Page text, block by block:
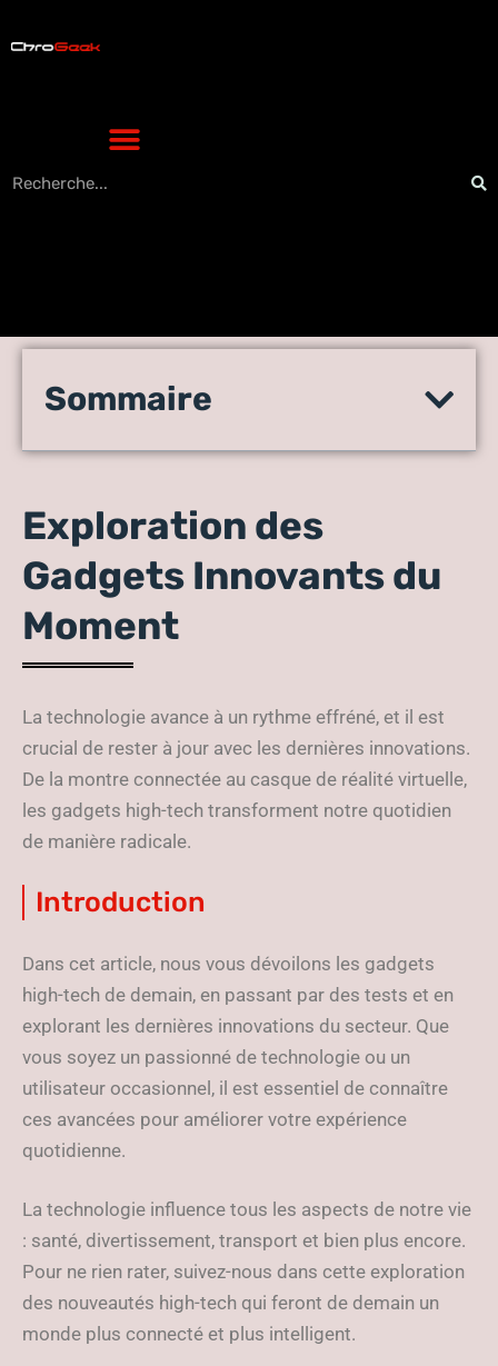
Les Gadgets High-Tech de
Innovations
Sommaire
Exploration des
Gadgets Innovants du
Moment
La technologie avance à un rythme effréné, et il est
crucial de rester à jour avec les dernières innovations.
De la montre connectée au casque de réalité virtuelle,
les gadgets high-tech transforment notre quotidien
de manière radicale.
Introduction
Dans cet article, nous vous dévoilons les gadgets
high-tech de demain, en passant par des tests et en
explorant les dernières innovations du secteur. Que
vous soyez un passionné de technologie ou un
utilisateur occasionnel, il est essentiel de connaître
ces avancées pour améliorer votre expérience
quotidienne.
La technologie influence tous les aspects de notre vie
: santé, divertissement, transport et bien plus encore.
Pour ne rien rater, suivez-nous dans cette exploration
des nouveautés high-tech qui feront de demain un
monde plus connecté et plus intelligent.